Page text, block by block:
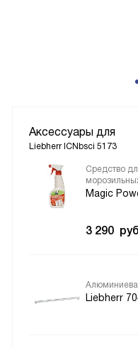
Аксессуары для
Liebherr ICNbsci 5173
Средство
Magic
3 290
Liebherr